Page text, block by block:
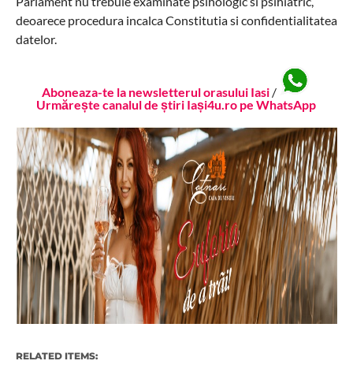
deoarece procedura incalca Constitutia si confidentialitatea
datelor.
Aboneaza-te la newsletterul orasului Iasi /
Urmărește canalul de știri Iași4u.ro pe WhatsApp
RELATED ITEMS: